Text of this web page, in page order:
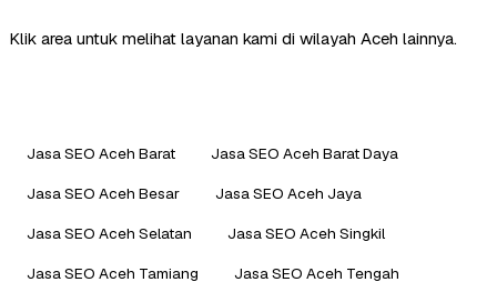
Klik area untuk melihat layanan kami di wilayah Aceh lainnya.
Jasa SEO Aceh Barat
Jasa SEO Aceh Barat Daya
Jasa SEO Aceh Besar
Jasa SEO Aceh Jaya
Jasa SEO Aceh Selatan
Jasa SEO Aceh Singkil
Jasa SEO Aceh Tamiang
Jasa SEO Aceh Tengah